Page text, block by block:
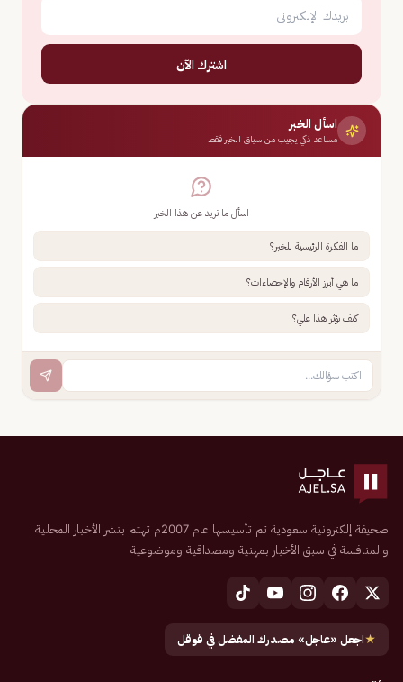
اشترك الآن
اسأل الخبر
مساعد ذكي يجيب من سياق الخبر فقط
اسأل ما تريد عن هذا الخبر
ما الفكرة الرئيسية للخبر؟
ما هي أبرز الأرقام والإحصاءات؟
كيف يؤثر هذا علي؟
صحيفة إلكترونية سعودية تم تأسيسها عام 2007م تهتم بنشر الأخبار المحلية
والمنافسة في سبق الأخبار بمهنية ومصداقية وموضوعية
★اجعل «عاجل» مصدرك المفضل في قوقل